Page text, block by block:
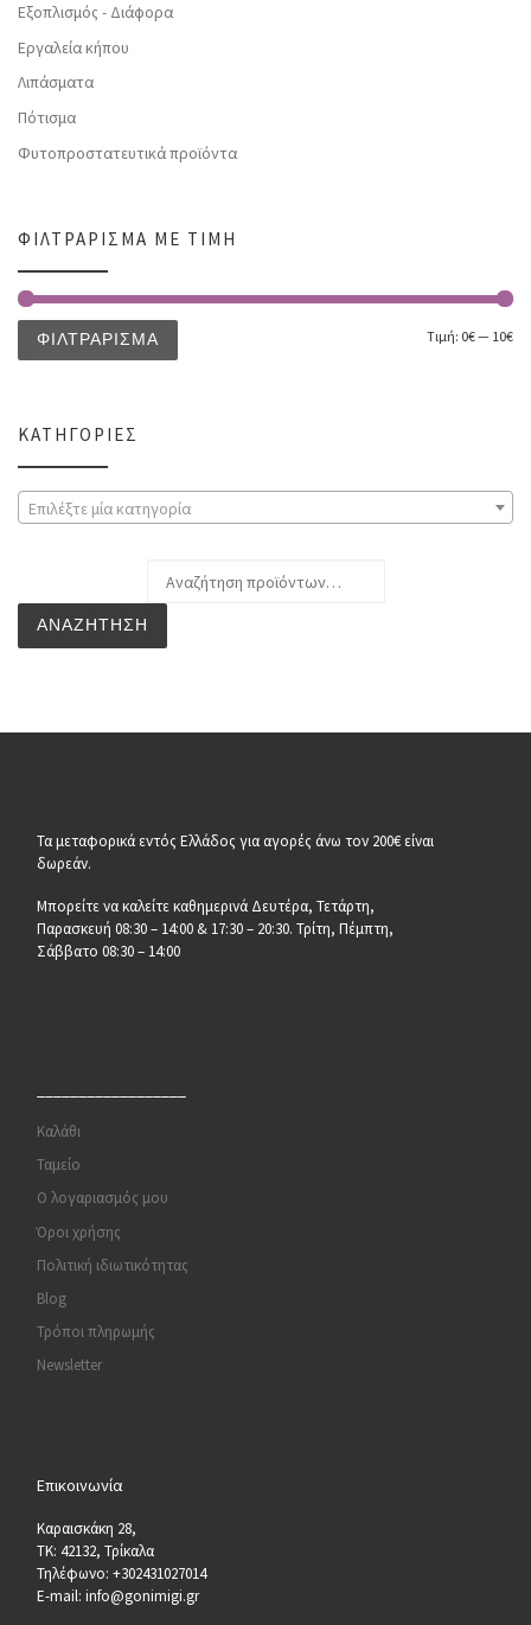
Εξοπλισμός - Διάφορα
Εργαλεία κήπου
Λιπάσματα
Πότισμα
Φυτοπροστατευτικά προϊόντα
ΦΙΛΤΡΆΡΙΣΜΑ ΜΕ ΤΙΜΉ
ΦΙΛΤΡΆΡΙΣΜΑ Τιμή: 0€— 10€
ΚΑΤΗΓΟΡΊΕΣ
Επιλέξτε μία κατηγορία
ΑΝΑΖΉΤΗΣΗ
Τα μεταφορικά εντός Ελλάδος για αγορές άνω τον 200€ είναι
δωρεάν.
Μπορείτε να καλείτε καθημερινά Δευτέρα, Τετάρτη,
Παρασκευή 08:30 – 14:00 & 17:30 – 20:30. Τρίτη, Πέμπτη,
Σάββατο 08:30 – 14:00
Καλάθι
Ταμείο
Ο λογαριασμός μου
Όροι χρήσης
Πολιτική ιδιωτικότητας
Blog
Τρόποι πληρωμής
Newsletter
Επικοινωνία
Καραισκάκη 28,
ΤΚ: 42132, Τρίκαλα
Τηλέφωνο: +302431027014
E-mail: info@gonimigi.gr